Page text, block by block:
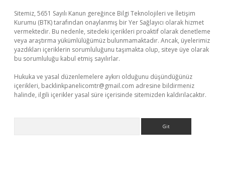
Sitemiz, 5651 Sayılı Kanun gereğince Bilgi Teknolojileri ve İletişim
Kurumu (BTK) tarafından onaylanmış bir Yer Sağlayıcı olarak hizmet
vermektedir. Bu nedenle, sitedeki içerikleri proaktif olarak denetleme
veya araştırma yükümlülüğümüz bulunmamaktadır. Ancak, üyelerimiz
yazdıkları içeriklerin sorumluluğunu taşımakta olup, siteye üye olarak
bu sorumluluğu kabul etmiş sayılırlar.
Hukuka ve yasal düzenlemelere aykırı olduğunu düşündüğünüz
içerikleri, backlinkpanelicomtr@gmail.com adresine bildirmeniz
halinde, ilgili içerikler yasal süre içerisinde sitemizden kaldırılacaktır.